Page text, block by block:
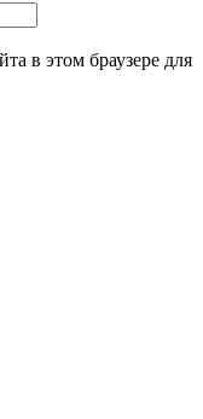
в этом браузере для